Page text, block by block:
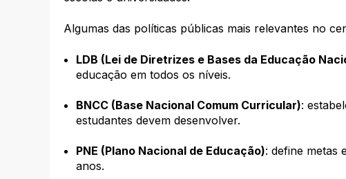
Algumas das políticas públicas mais relevantes no
LDB (Lei de Diretrizes e Bases da Educação
educação em todos os níveis.
BNCC (Base Nacional Comum Curricular):
estudantes devem desenvolver.
PNE (Plano Nacional de Educação): define metas
anos.